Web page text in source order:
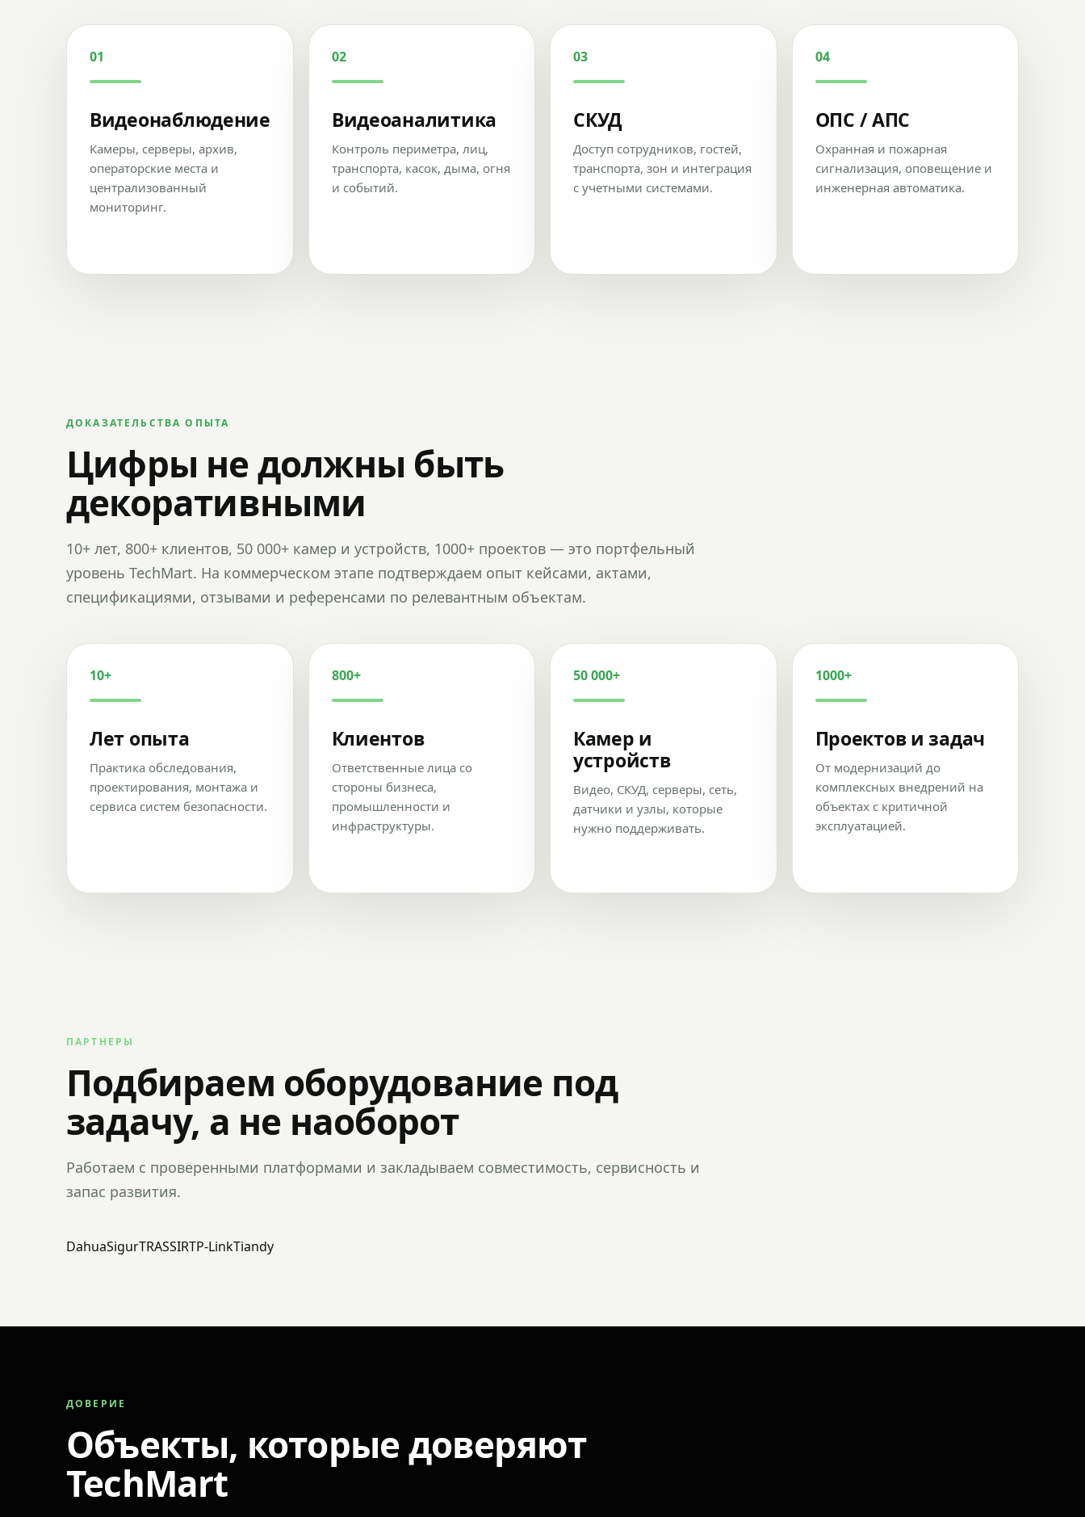
01
Видеонаблюдение
Камеры, серверы, архив,
операторские места и
централизованный
мониторинг.
02
Видеоаналитика
Контроль периметра, лиц,
транспорта, касок, дыма, огня
и событий.
03
СКУД
Доступ сотрудников, гостей,
транспорта, зон и интеграция
с учетными системами.
04
ОПС / АПС
Охранная и пожарная
сигнализация, оповещение и
инженерная автоматика.
ДОКАЗАТЕЛЬСТВА ОПЫТА
Цифры не должны быть
декоративными
10+ лет, 800+ клиентов, 50 000+ камер и устройств, 1000+ проектов — это портфельный
уровень TechMart. На коммерческом этапе подтверждаем опыт кейсами, актами,
спецификациями, отзывами и референсами по релевантным объектам.
10+
Лет опыта
Практика обследования,
проектирования, монтажа и
сервиса систем безопасности.
800+
Клиентов
Ответственные лица со
стороны бизнеса,
промышленности и
инфраструктуры.
50 000+
Камер и
устройств
Видео, СКУД, серверы, сеть,
датчики и узлы, которые
нужно поддерживать.
1000+
Проектов и задач
От модернизаций до
комплексных внедрений на
объектах с критичной
эксплуатацией.
ПАРТНЕРЫ
Подбираем оборудование под
задачу, а не наоборот
Работаем с проверенными платформами и закладываем совместимость, сервисность и
запас развития.
DahuaSigurTRASSIRTP-LinkTiandy
ДОВЕРИЕ
Объекты, которые доверяют
TechMart